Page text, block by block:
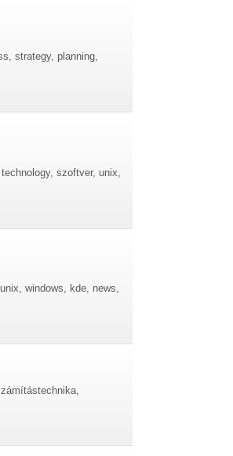
strategy, planning,
szoftver, unix,
windows, kde, news,